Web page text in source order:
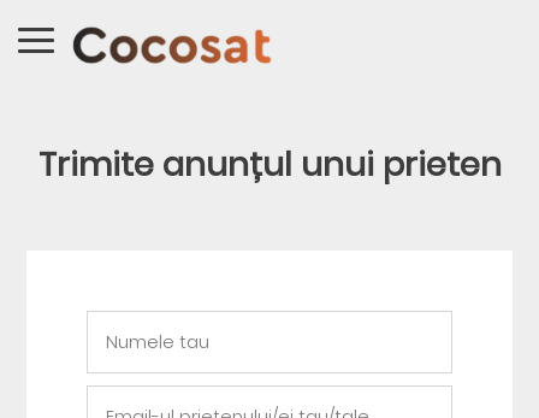
Trimite anunțul unui prieten